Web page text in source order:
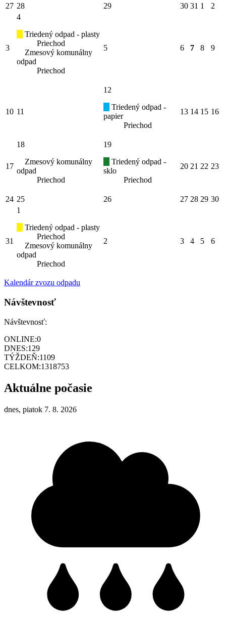
27 28 29 30 31 1 2
3
4
Triedený odpad - plasty
Priechod
Zmesový komunálny
odpad
Priechod
5 6 7 8 9
10 11
12
Triedený odpad -
papier
Priechod
13 14 15 16
17
18
Zmesový komunálny
odpad
Priechod
19
Triedený odpad -
sklo
Priechod
20 21 22 23
24 25 26 27 28 29 30
31
1
Triedený odpad - plasty
Priechod
Zmesový komunálny
odpad
Priechod
2 3 4 5 6
Kalendár zvozu odpadu
Návštevnosť
Návštevnosť:
ONLINE:0
DNES:129
TÝŽDEŇ:1109
CELKOM:1318753
Aktuálne počasie
dnes, piatok 7. 8. 2026